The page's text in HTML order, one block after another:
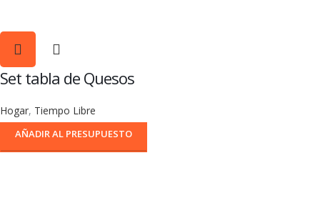
Set tabla de Quesos
Hogar, Tiempo Libre
AÑADIR AL PRESUPUESTO